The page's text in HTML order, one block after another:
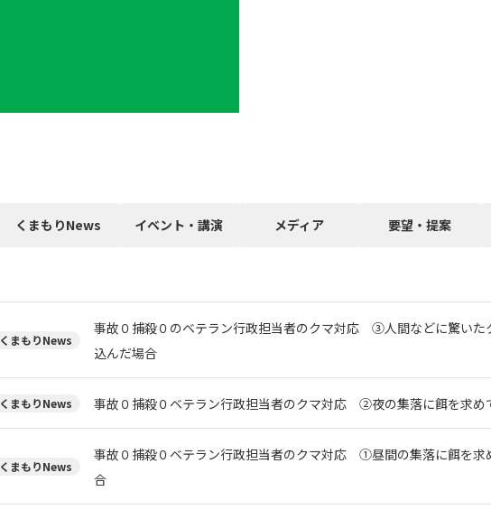
くまもりNews イベント・講演 メディア 要望・提案
くまもりNews
事故０捕殺０のベテラン行政担当者のクマ対応 ③人間などに驚いた
込んだ場合
くまもりNews 事故０捕殺０ベテラン行政担当者のクマ対応 ②夜の集落に餌を求め
くまもりNews
事故０捕殺０ベテラン行政担当者のクマ対応 ①昼間の集落に餌を求
合